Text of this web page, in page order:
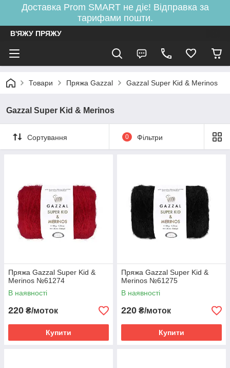
Доставка Prom SMART не діє! Відправка за
тарифами пошти.
В'ЯЖУ ПРЯЖУ
Товари Пряжа Gazzal Gazzal Super Kid & Merinos
Gazzal Super Kid & Merinos
Сортування 0 Фільтри
Пряжа Gazzal Super Kid &
Merinos №61274
В наявності
220 ₴/моток
Купити
Пряжа Gazzal Super Kid &
Merinos №61275
В наявності
220 ₴/моток
Купити